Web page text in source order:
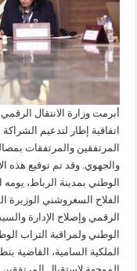
أبرمت وزارة الانتقال
اتفاقية إطار لتدعيم
المرتفقين والمرتفقات
والجهوي. وقد تم توقيع هذه
الفلاح السغروشني الوزيرة
الرقمي وإصلاح الإدارة
الوطني ولمراقبة التراب
الملكية السامية، القاضية